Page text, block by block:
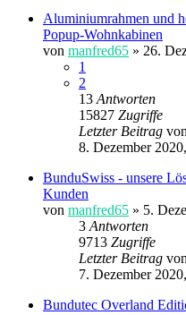
Aluminiumrahmen und
Popup-Wohnkabinen
von manfred65 » 26.
1
2
13 Antworten
15827 Zugriffe
Letzter Beitrag von
8. Dezember
BunduSwiss - unsere
Kunden
von manfred65 » 5.
3 Antworten
9713 Zugriffe
Letzter Beitrag von
7. Dezember
Bundutec Overland